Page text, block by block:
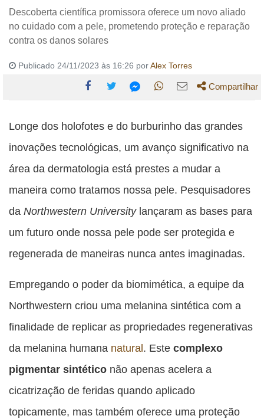
Descoberta científica promissora oferece um novo aliado
no cuidado com a pele, prometendo proteção e reparação
contra os danos solares
Publicado 24/11/2023 às 16:26 porAlex Torres
esta
publicação
Facebook
esta
Twitter
esta
publicação
esta
publicação
esta
publicação
Compartilhar
Longe dos holofotes e do burburinho das grandes
inovações tecnológicas, um avanço significativo na
área da dermatologia está prestes a mudar a
maneira como tratamos nossa pele. Pesquisadores
da Northwestern Universitylançaram as bases para
um futuro onde nossa pele pode ser protegida e
regenerada de maneiras nunca antes imaginadas.
Empregando o poder da biomimética, a equipe da
Northwestern criou uma melanina sintética com a
finalidade de replicar as propriedades regenerativas
da melanina humana natural. Este complexo
pigmentar sintético não apenas acelera a
cicatrização de feridas quando aplicado
topicamente, mas também oferece uma proteção